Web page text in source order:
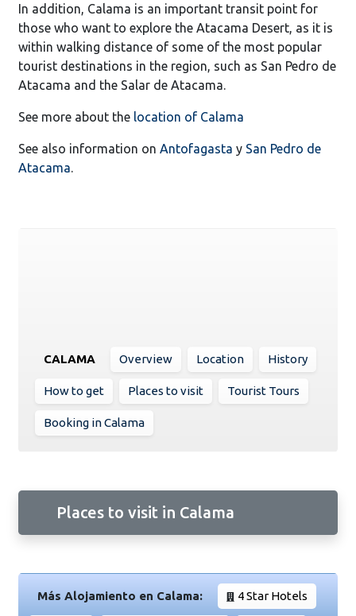
In addition, Calama is an important transit point for
those who want to explore the Atacama Desert, as it is
within walking distance of some of the most popular
tourist destinations in the region, such as San Pedro de
Atacama and the Salar de Atacama.
See more about the location of Calama
See also information on Antofagasta y San Pedro de
Atacama.
CALAMA Overview Location History
How to get Places to visit Tourist Tours
Booking in Calama
Places to visit in Calama
Más Alojamiento en Calama: 4 Star Hotels